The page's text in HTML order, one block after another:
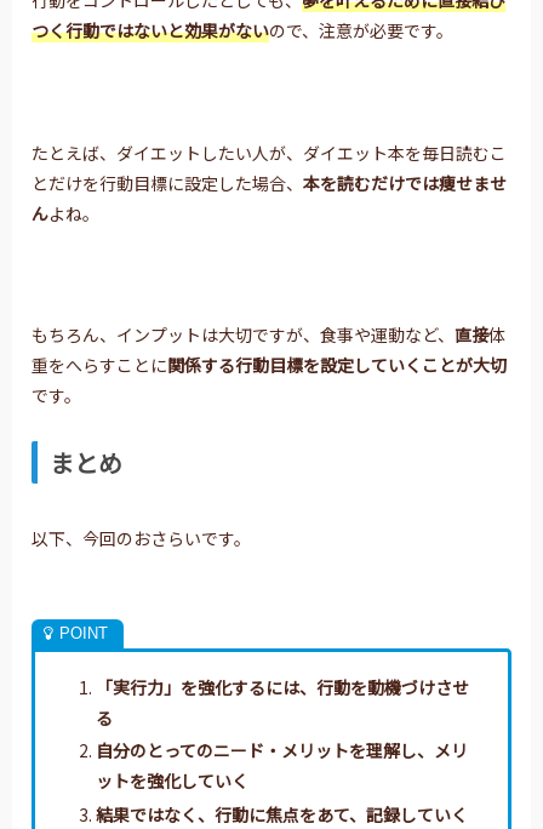
つく行動ではないと効果がないので、注意が必要です。
たとえば、ダイエットしたい人が、ダイエット本を毎日読むこ
とだけを行動目標に設定した場合、 本を読むだけでは痩せませ
んよね。
もちろん、インプットは大切ですが、食事や運動など、 直接体
重をへらすことに関係する行動目標を設定していくことが大切
です。
まとめ
以下、今回のおさらいです。
「実行力」を強化するには、行動を動機づけさせ
る
自分のとってのニード・メリットを理解し、メリ
ットを強化していく
結果ではなく、行動に焦点をあて、記録していく